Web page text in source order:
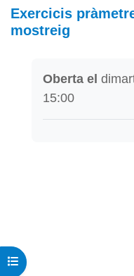
Obre l'índex del curs
Exercicis
mostreig
Oberta el
15:00